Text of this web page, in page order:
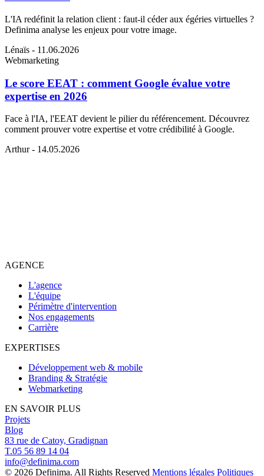
L'IA redéfinit la relation client : faut-il céder aux égéries virtuelles ?
Definima analyse les enjeux pour votre image.
Lénaïs - 11.06.2026
Webmarketing
Le score EEAT : comment Google évalue votre
expertise en 2026
Face à l'IA, l'EEAT devient le pilier du référencement. Découvrez
comment prouver votre expertise et votre crédibilité à Google.
Arthur- 14.05.2026
AGENCE
L'agence
L'équipe
Périmètre d'intervention
Nos engagements
Carrière
EXPERTISES
Développement web & mobile
Branding & Stratégie
Webmarketing
EN SAVOIR PLUS
Projets
Blog
83 rue de Catoy, Gradignan
T.05 56 89 14 04
info@definima.com
© 2026 Definima. All Rights Reserved Mentions légales Politiques